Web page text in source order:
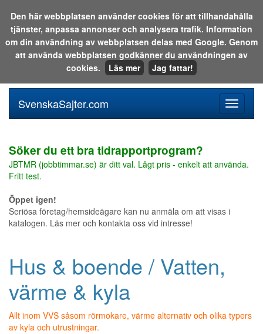
Sök i katalogen eller på webben:
meny
SvenskaSajter.com
Söker du ett bra tidrapportprogram?
JBTMR (jobbtimmar.se) är ditt val. Lågt pris - enkelt att använda.
Fritt test.
Öppet igen!
Seriösa företag/hemsideägare kan nu anmäla om att visas i
katalogen. Läs mer och kontakta oss vid intresse!
Hus & boende / Vatten,
värme & kyla
Allt inom VVS såsom rörmokare, värme alternativ och olika typers
av kyla och utrustningar.
Den här webbplatsen använder cookies för att tillhandahålla
tjänster, anpassa annonser och analysera trafik. Information
om din användning av webbplatsen delas med Google. Genom
att använda webbplatsen godkänner du användningen av
cookies.
Läs mer Jag fattar!